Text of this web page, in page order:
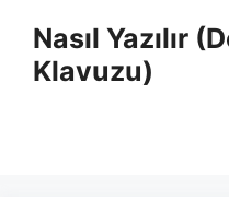
Nasıl Yazılır
Klavuzu)